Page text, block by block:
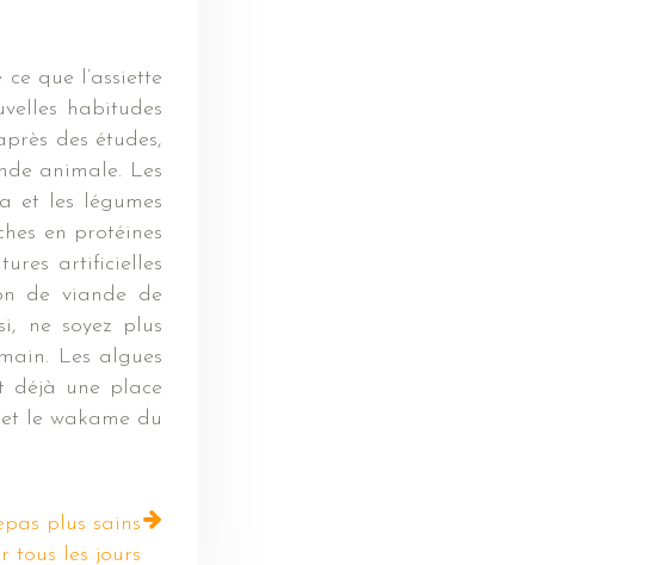
que l’assiette
habitudes
des études,
animale. Les
et les légumes
en protéines
artificielles
de viande de
ne soyez plus
Les algues
déjà une place
le wakame du
plus sains
tous les jours